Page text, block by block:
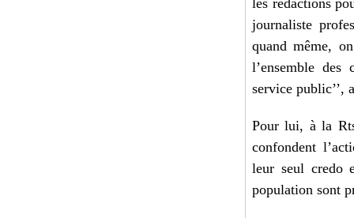
les rédactions
journaliste
quand même,
l’ensemble des
service public’’,
Pour lui, à la
confondent
leur seul credo
population sont